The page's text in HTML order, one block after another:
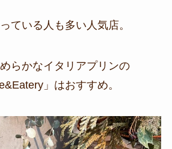
ている人も多い人気店。
らかなイタリアプリンの
」はおすすめ。